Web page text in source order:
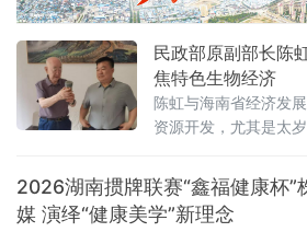
代表齐聚一堂，共话
脑机赋能”为主题，
民政部原副部长陈
焦特色生物经济
陈虹与海南省经济发
资源开发，尤其是太
种古老而神秘的生物
研发基地（海南）股
2026湖南掼牌联赛“鑫福健康杯”
媒 演绎“健康美学”新理念